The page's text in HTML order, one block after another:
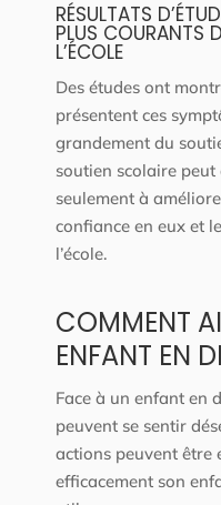
RÉSULTATS
PLUS COURANTS
L’ÉCOLE
Des études ont
présentent ces
grandement du
soutien scolaire
seulement à
confiance en eux et
l’école.
COMMENT
ENFANT EN
Face à un enfant en
peuvent se sentir
actions peuvent être
efficacement son